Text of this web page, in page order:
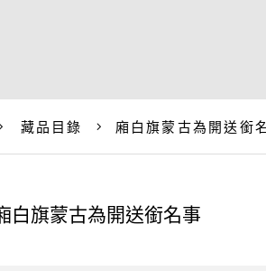
藏品目錄 廂白旗蒙古為開送銜
白旗蒙古為開送銜名事